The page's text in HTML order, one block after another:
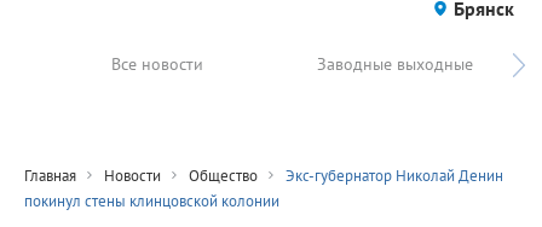
Брянск
Все новости Заводные выходные
Главная Новости Общество
Экс-губернатор Николай Денин
покинул стены клинцовской колонии